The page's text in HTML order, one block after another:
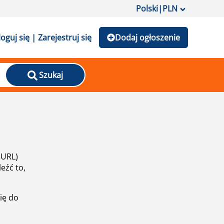
Polski|PLN
się | Zarejestruj się Dodaj ogłoszenie
Szukaj
to,
do